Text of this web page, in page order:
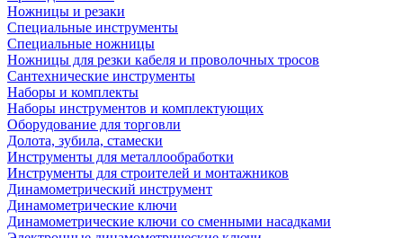
Ножницы и резаки
Специальные инструменты
Специальные ножницы
Ножницы для резки кабеля и проволочных тросов
Сантехнические инструменты
Наборы и комплекты
Наборы инструментов и комплектующих
Оборудование для торговли
Долота, зубила, стамески
Инструменты для металлообработки
Инструменты для строителей и монтажников
Динамометрический инструмент
Динамометрические ключи
Динамометрические ключи со сменными насадками